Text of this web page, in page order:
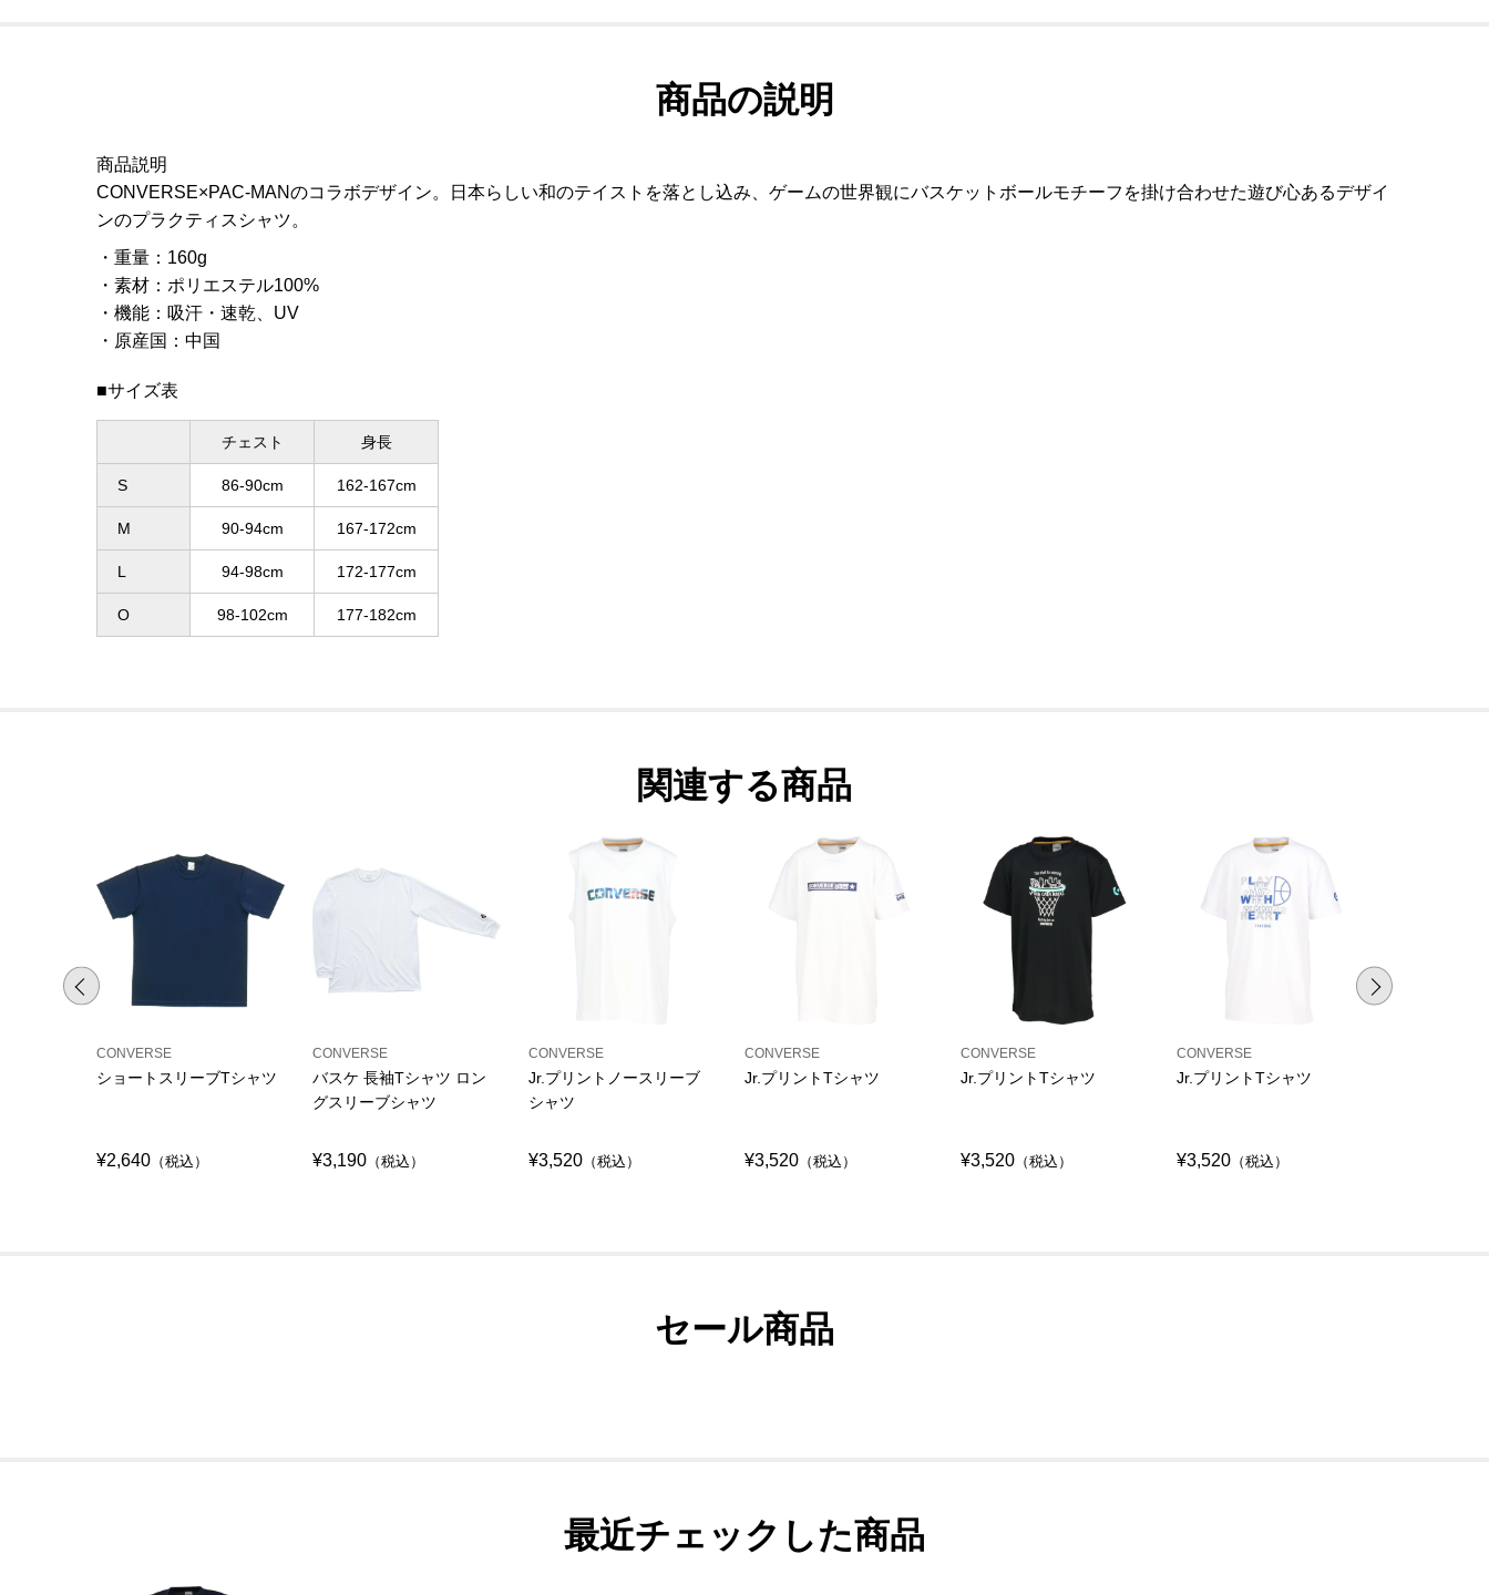
商品の説明
商品説明
CONVERSE×PAC-MANのコラボデザイン。日本らしい和のテイストを落とし込み、ゲームの世界観にバスケットボールモチーフを掛け合わせた遊び心あるデザイ
ンのプラクティスシャツ。
重量 ： 160g
素材 ： ポリエステル100%
機能 ： 吸汗・速乾、UV
原産国 ： 中国
■サイズ表
チェスト 身長
S 86-90cm 162-167cm
M 90-94cm 167-172cm
L 94-98cm 172-177cm
O 98-102cm 177-182cm
関連する商品
CONVERSE
ショートスリーブTシャツ
¥2,640 （税込）
CONVERSE
バスケ 長袖Tシャツ ロン
グスリーブシャツ
¥3,190 （税込）
CONVERSE
Jr.プリントノースリーブ
シャツ
¥3,520 （税込）
CONVERSE
Jr.プリントTシャツ
¥3,520 （税込）
CONVERSE
Jr.プリントTシャツ
¥3,520 （税込）
CONVERSE
Jr.プリントTシャツ
¥3,520 （税込）
セール商品
最近チェックした商品